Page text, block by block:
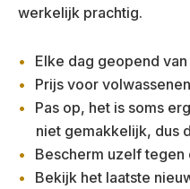
werkelijk prachtig.
Elke dag geopend
Prijs voor
Pas op, het is soms
niet gemakkelijk, dus
Bescherm uzelf tegen
Bekijk het laatste